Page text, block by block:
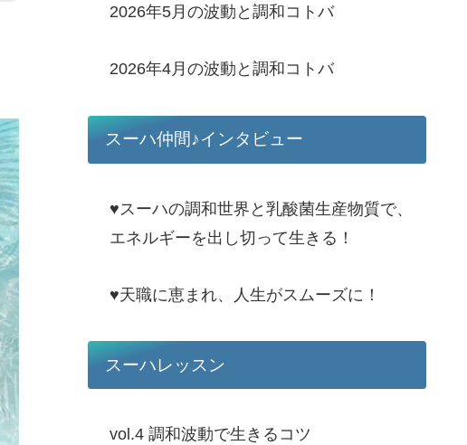
2026年5月の波動と調和コトバ
2026年4月の波動と調和コトバ
スーハ仲間♪インタビュー
♥スーハの調和世界と乳酸菌生産物質で、
エネルギーを出し切って生きる！
♥天職に恵まれ、人生がスムーズに！
スーハレッスン
vol.4 調和波動で生きるコツ